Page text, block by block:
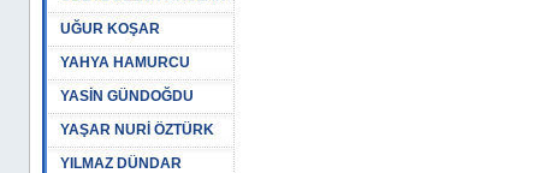
UĞUR KOŞAR
YAHYA HAMURCU
YASİN GÜNDOĞDU
YAŞAR NURİ ÖZTÜRK
YILMAZ DÜNDAR